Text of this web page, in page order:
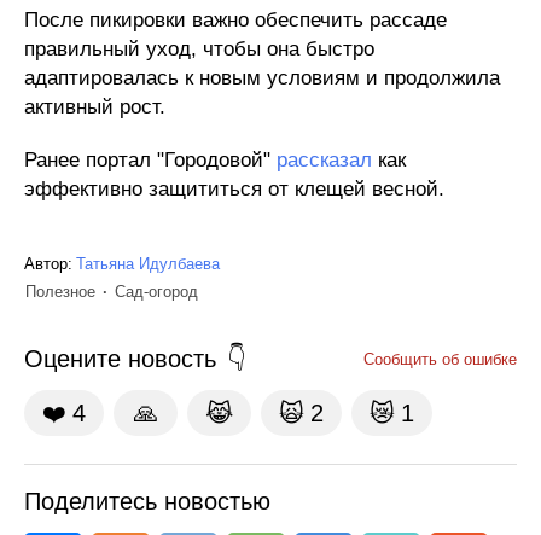
После пикировки важно обеспечить рассаде
правильный уход, чтобы она быстро
адаптировалась к новым условиям и продолжила
активный рост.
Ранее портал "Городовой" рассказал как
эффективно защититься от клещей весной.
Автор: Татьяна Идулбаева
Полезное
Сад-огород
Оцените новость Сообщить об ошибке
❤️ 4 🙏 😹 🙀 2 😿 1
Поделитесь новостью